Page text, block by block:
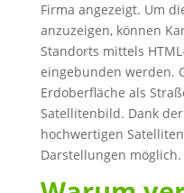
Firma angezeigt. Um
anzuzeigen, können
Standorts mittels
eingebunden werden.
Erdoberfläche als
Satellitenbild. Dank
hochwertigen
Darstellungen möglich.